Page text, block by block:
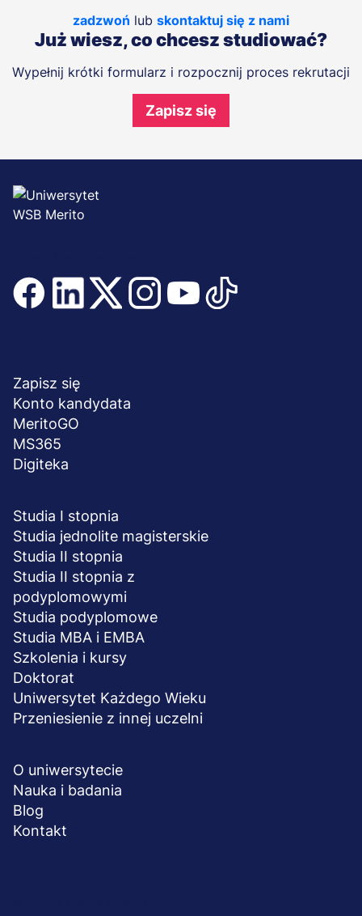
zadzwoń lub skontaktuj się z nami
Już wiesz, co chcesz studiować?
Wypełnij krótki formularz i rozpocznij proces rekrutacji
Zapisz się
stopka
Zapisz się
Konto kandydata
MeritoGO
MS365
Digiteka
Studia I stopnia
Studia jednolite magisterskie
Studia II stopnia
Studia II stopnia z
podyplomowymi
Studia podyplomowe
Studia MBA i EMBA
Szkolenia i kursy
Doktorat
Uniwersytet Każdego Wieku
Przeniesienie z innej uczelni
O uniwersytecie
Nauka i badania
Blog
Kontakt